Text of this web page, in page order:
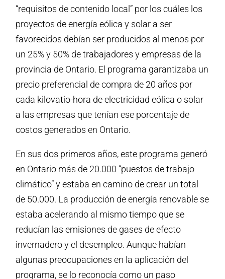
“requisitos de contenido local” por los cuáles los
proyectos de energía eólica y solar a ser
favorecidos debían ser producidos al menos por
un 25% y 50% de trabajadores y empresas de la
provincia de Ontario. El programa garantizaba un
precio preferencial de compra de 20 años por
cada kilovatio-hora de electricidad eólica o solar
a las empresas que tenían ese porcentaje de
costos generados en Ontario.
En sus dos primeros años, este programa generó
en Ontario más de 20.000 “puestos de trabajo
climático” y estaba en camino de crear un total
de 50.000. La producción de energía renovable se
estaba acelerando al mismo tiempo que se
reducían las emisiones de gases de efecto
invernadero y el desempleo. Aunque habían
algunas preocupaciones en la aplicación del
programa, se lo reconocía como un paso